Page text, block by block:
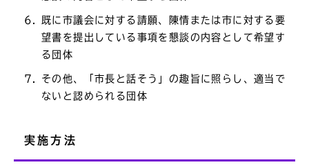
既に市議会に対する請願、陳情または市に対する要
望書を提出している事項を懇談の内容として希望す
る団体
その他、「市長と話そう」の趣旨に照らし、適当で
ないと認められる団体
実施方法